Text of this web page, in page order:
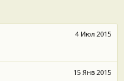
4 Июл 2015
15 Янв 2015